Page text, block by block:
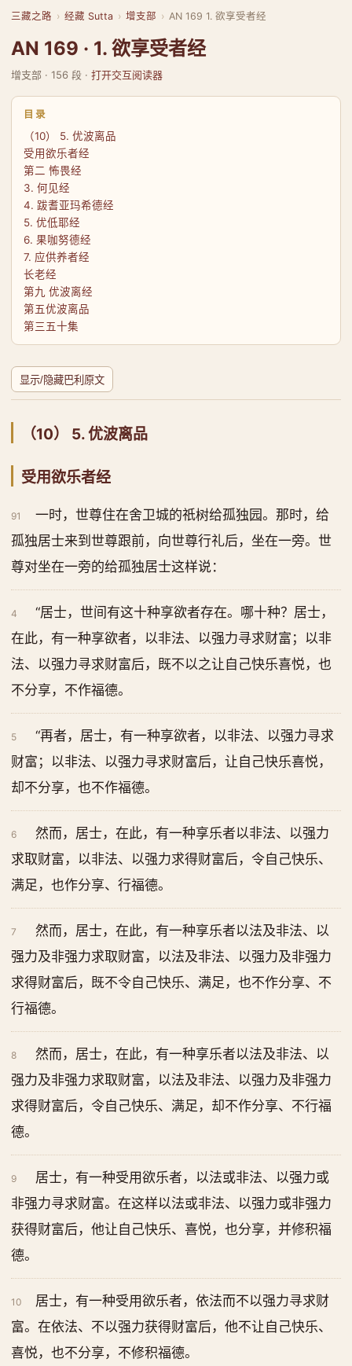
三藏之路 › 经藏 Sutta › 增支部 › AN 169 1. 欲享受者经
AN 169 · 1. 欲享受者经
增支部 · 156 段 · 打开交互阅读器
目录
（10） 5. 优波离品
受用欲乐者经
第二 怖畏经
3. 何见经
4. 跋耆亚玛希德经
5. 优低耶经
6. 果咖努德经
7. 应供养者经
长老经
第九 优波离经
第五优波离品
第三五十集
显示/隐藏巴利原文
（10） 5. 优波离品
受用欲乐者经
91
一时，世尊住在舍卫城的祇树给孤独园。那时，给
孤独居士来到世尊跟前，向世尊行礼后，坐在一旁。世
尊对坐在一旁的给孤独居士这样说：
4
“居士，世间有这十种享欲者存在。哪十种？居士，
在此，有一种享欲者，以非法、以强力寻求财富；以非
法、以强力寻求财富后，既不以之让自己快乐喜悦，也
不分享，不作福德。
5
“再者，居士，有一种享欲者，以非法、以强力寻求
财富；以非法、以强力寻求财富后，让自己快乐喜悦，
却不分享，也不作福德。
6
然而，居士，在此，有一种享乐者以非法、以强力
求取财富，以非法、以强力求得财富后，令自己快乐、
满足，也作分享、行福德。
7
然而，居士，在此，有一种享乐者以法及非法、以
强力及非强力求取财富，以法及非法、以强力及非强力
求得财富后，既不令自己快乐、满足，也不作分享、不
行福德。
8
然而，居士，在此，有一种享乐者以法及非法、以
强力及非强力求取财富，以法及非法、以强力及非强力
求得财富后，令自己快乐、满足，却不作分享、不行福
德。
9
居士，有一种受用欲乐者，以法或非法、以强力或
非强力寻求财富。在这样以法或非法、以强力或非强力
获得财富后，他让自己快乐、喜悦，也分享，并修积福
德。
10
居士，有一种受用欲乐者，依法而不以强力寻求财
富。在依法、不以强力获得财富后，他不让自己快乐、
喜悦，也不分享，不修积福德。